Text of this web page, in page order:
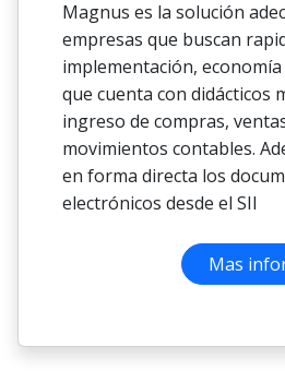
Magnus es la solución
empresas que buscan
implementación,
que cuenta con didácticos
ingreso de compras,
movimientos contables.
en forma directa los
electrónicos desde el SII
Mas